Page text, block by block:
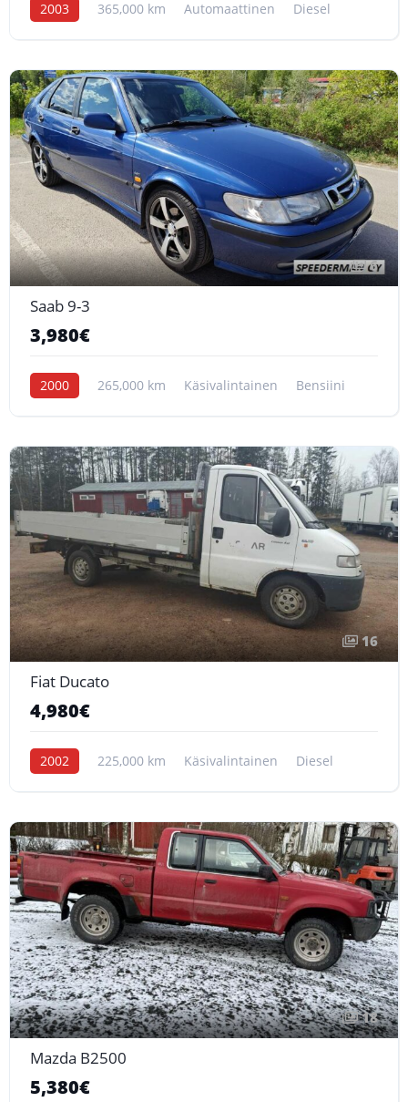
2003 365,000 km Automaattinen Diesel
6
Saab 9-3
3,980€
2000 265,000 km Käsivalintainen Bensiini
16
Fiat Ducato
4,980€
2002 225,000 km Käsivalintainen Diesel
18
Mazda B2500
5,380€